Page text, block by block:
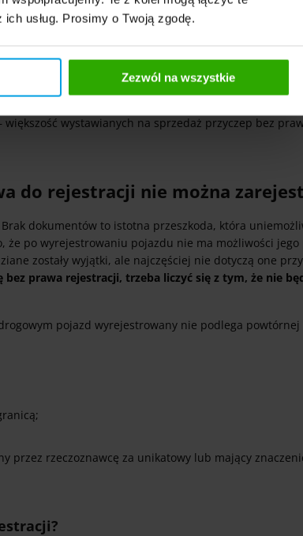
usług. Prosimy o Twoją zgodę.
Zezwól na wszystkie
przyczepę bez prawa rejestracji? Oto
do rejestracji nie jest zarejestrowana, a zatem nie
przyczepa nie jest zarejestrowana, jej właściciel nie
wystawianych na sprzedaż przyczep bez
do rejestracji nie można
dokumentów to istotna przeszkoda, która
że po wyrejestrowaniu pojazdu nie ma możliwości jego
zostały wyjątki, ale najczęściej nie dotyczą one
bez prawa rejestracji, trzeba liczyć się z tym, że nie
pojazd wyrejestrowany nie podlega
przez rzeczoznawcę za unikatowy lub mający